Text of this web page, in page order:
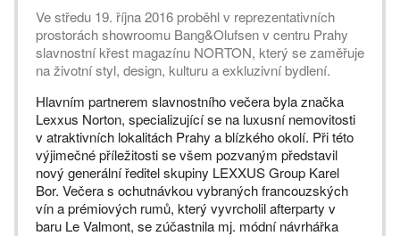
Ve středu 19. října 2016 proběhl v reprezentativních
prostorách showroomu Bang&Olufsen v centru Prahy
slavnostní křest magazínu NORTON, který se zaměřuje
na životní styl, design, kulturu a exkluzivní bydlení.
Hlavním partnerem slavnostního večera byla značka
Lexxus Norton, specializující se na luxusní nemovitosti
v atraktivních lokalitách Prahy a blízkého okolí. Při této
výjimečné příležitosti se všem pozvaným představil
nový generální ředitel skupiny LEXXUS Group Karel
Bor. Večera s ochutnávkou vybraných francouzských
vín a prémiových rumů, který vyvrcholil afterparty v
baru Le Valmont, se zúčastnila mj. módní návrhářka